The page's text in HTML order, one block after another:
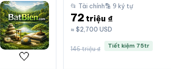
🤍
📂 Tài chính🔡 9 ký tự
72 triệu ₫
≈ $2,700 USD
146 triệu ₫ Tiết kiệm 75tr